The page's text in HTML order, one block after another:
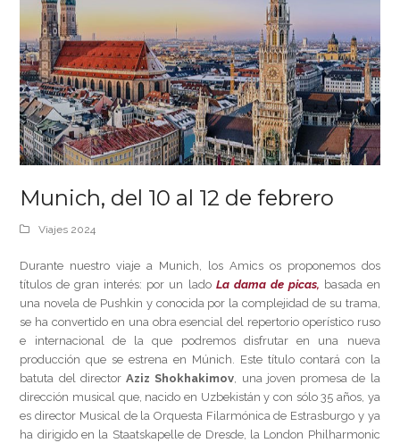
Munich, del 10 al 12 de febrero
Viajes 2024
Durante nuestro viaje a Munich, los Amics os proponemos dos
títulos de gran interés: por un ladoLa dama de picas, basada en
una novela de Pushkin y conocida por la complejidad de su trama,
se ha convertido en una obra esencial del repertorio operístico ruso
e internacional de la que podremos disfrutar en una nueva
producción que se estrena en Múnich. Este título contará con la
batuta del directorAziz Shokhakimov , una joven promesa de la
dirección musical que, nacido en Uzbekistán y con sólo 35 años, ya
es director Musical de la Orquesta Filarmónica de Estrasburgo y ya
ha dirigido en la Staatskapelle de Dresde, la London Philharmonic